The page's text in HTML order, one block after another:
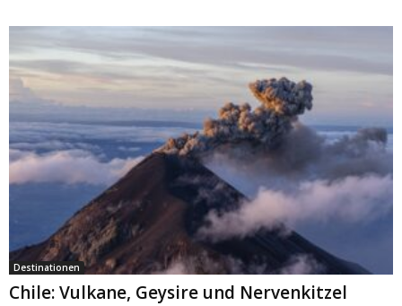
Destinationen
Chile: Vulkane, Geysire und Nervenkitzel